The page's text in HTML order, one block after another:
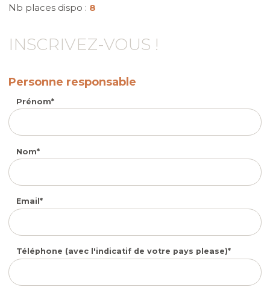
Nb places dispo : 8
INSCRIVEZ-VOUS !
Personne responsable
Prénom
Nom
Email
Téléphone (avec l'indicatif de votre pays please)